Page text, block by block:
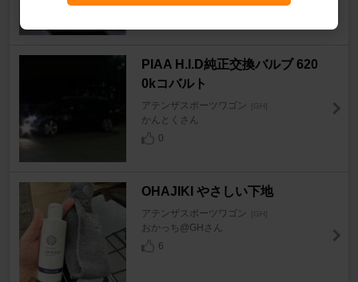
PIAA H.I.D純正交換バルブ 620
0kコバルト
アテンザスポーツワゴン [GH]
かんとくさん
0
OHAJIKI やさしい下地
アテンザスポーツワゴン [GH]
おかっち@GHさん
6